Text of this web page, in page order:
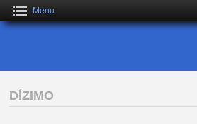
Menu
DÍZIMO